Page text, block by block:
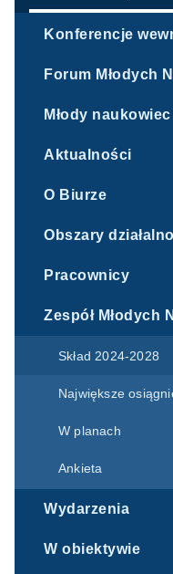
Konferencje
Forum Młodych
Młody
Aktualności
O Biurze
Obszary
Pracownicy
Zespół Młodych
Skład 2024-2028
Największe
W planach
Ankieta
Wydarzenia
W obiektywie